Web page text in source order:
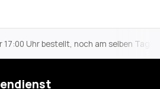
Uhr bestellt, noch am selben Tag